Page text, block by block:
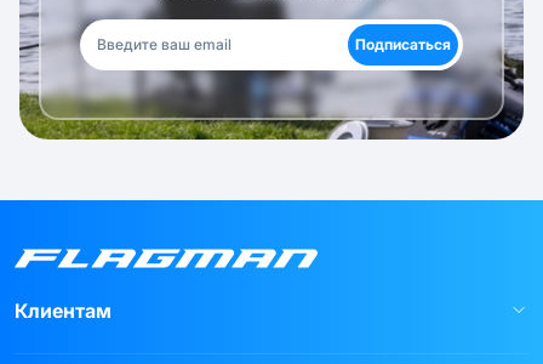
Подписаться
Клиентам